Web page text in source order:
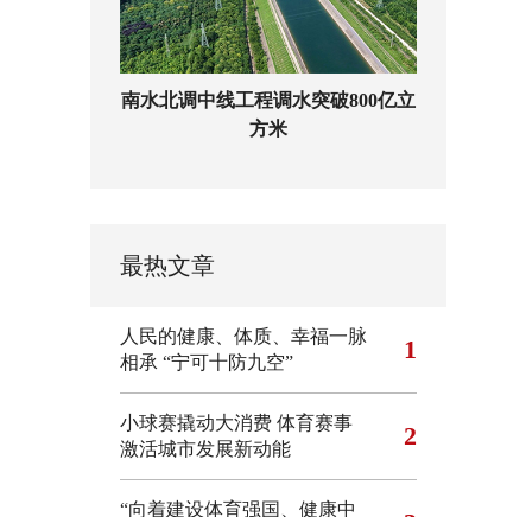
南水北调中线工程调水突破800亿立
方米
最热文章
人民的健康、体质、幸福一脉
相承 “宁可十防九空” 1
小球赛撬动大消费 体育赛事
激活城市发展新动能
2
“向着建设体育强国、健康中